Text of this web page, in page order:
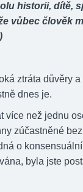
historii, dítě,
vůbec člověk
ztráta důvěry
dnes je.
více než jednu
zúčastněné
o
byla jste